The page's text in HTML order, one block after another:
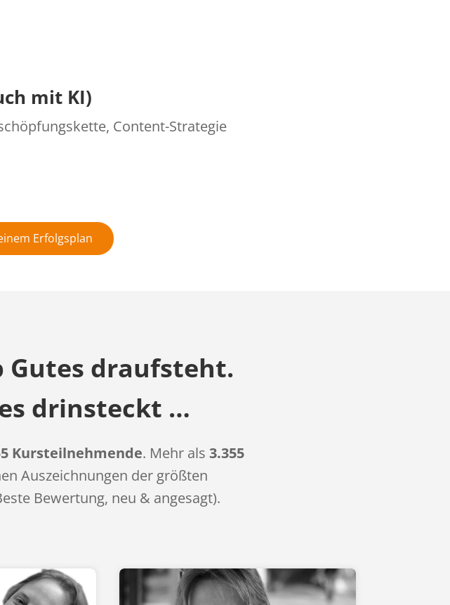
mit KI)
Content-Strategie
Erfolgsplan
Gutes draufsteht.
drinsteckt …
Kursteilnehmende. Mehr als 3.355
Auszeichnungen der größten
Bewertung, neu & angesagt).